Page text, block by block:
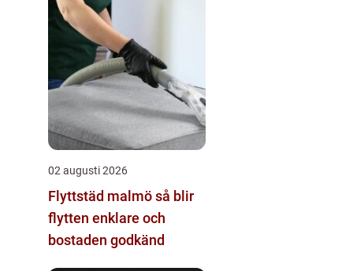
02 augusti 2026
Flyttstäd malmö så blir
flytten enklare och
bostaden godkänd